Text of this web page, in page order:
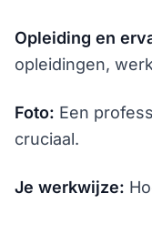
Opleiding en
opleidingen,
Foto: Een
cruciaal.
Je werkwijze: